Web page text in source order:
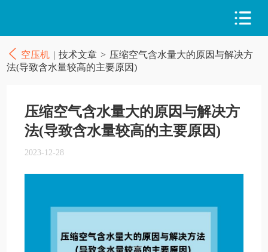
空压机 | 技术文章 > 压缩空气含水量大的原因与解决方
法(导致含水量较高的主要原因)
压缩空气含水量大的原因与解决方
法(导致含水量较高的主要原因)
2023-12-28